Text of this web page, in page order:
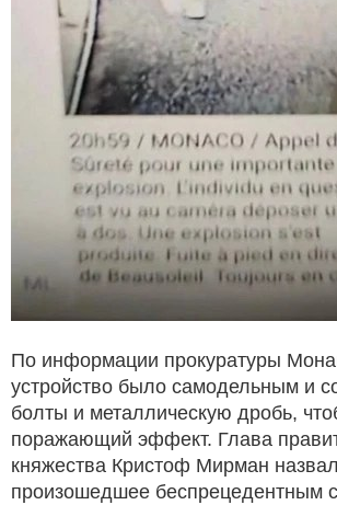
По информации прокуратуры
устройство было самодельным и
болты и металлическую дробь,
поражающий эффект. Глава
княжества Кристоф Мирман назвал
произошедшее беспрецедентным